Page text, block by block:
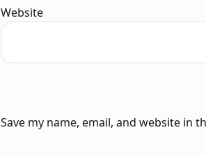
Website
Save my name, email, and website in